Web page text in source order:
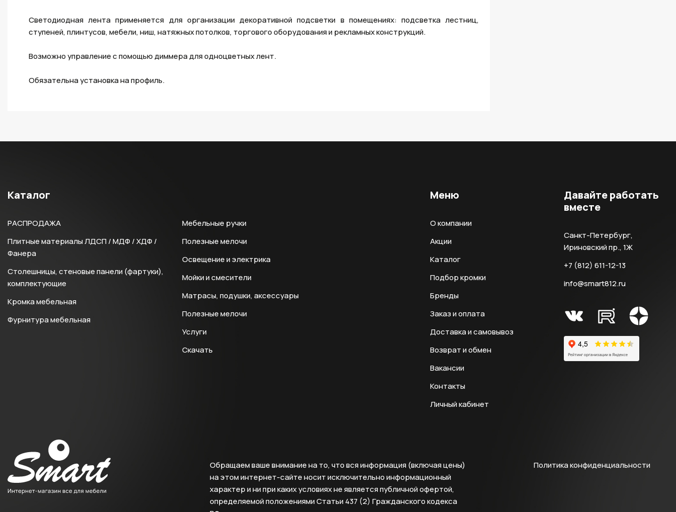
Светодиодная лента применяется для организации декоративной подсветки в помещениях: подсветка лестниц,
ступеней, плинтусов, мебели, ниш, натяжных потолков, торгового оборудования и рекламных конструкций.
Возможно управление с помощью диммера для одноцветных лент.
Обязательна установка на профиль.
Каталог
РАСПРОДАЖА
Плитные материалы ЛДСП / МДФ / ХДФ /
Фанера
Столешницы, стеновые панели (фартуки),
комплектующие
Кромка мебельная
Фурнитура мебельная
Мебельные ручки
Полезные мелочи
Освещение и электрика
Мойки и смесители
Матрасы, подушки, аксессуары
Полезные мелочи
Услуги
Скачать
Меню
О компании
Акции
Каталог
Подбор кромки
Бренды
Заказ и оплата
Доставка и самовывоз
Возврат и обмен
Вакансии
Контакты
Личный кабинет
Давайте работать
вместе
Санкт-Петербург,
Ириновский пр., 1Ж
+7 (812) 611-12-13
info@smart812.ru
Политика конфиденциальности
Обращаем ваше внимание на то, что вся информация (включая цены)
на этом интернет-сайте носит исключительно информационный
характер и ни при каких условиях не является публичной офертой,
определяемой положениями Статьи 437 (2) Гражданского кодекса